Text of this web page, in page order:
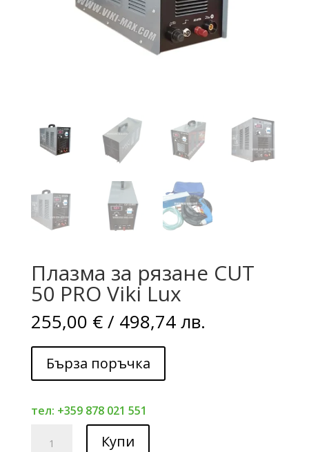
Плазма за рязане CUT
50 PRO Viki Lux
255,00 €/ 498,74 лв.
Бърза поръчка
тел: +359 878 021 551
Купи